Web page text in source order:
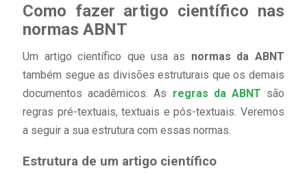
Como fazer artigo científico nas
normas ABNT
Um artigo científico que usa as normas da ABNT
também segue as divisões estruturais que os demais
documentos acadêmicos. As regras da ABNT são
regras pré-textuais, textuais e pós-textuais. Veremos
a seguir a sua estrutura com essas normas.
Estrutura de um artigo científico